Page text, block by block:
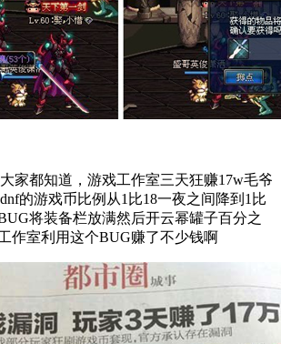
家都知道，游戏工作室三天狂赚17w毛爷
的游戏币比例从1比18一夜之间降到1比
将装备栏放满然后开云幂罐子百分之
作室利用这个BUG赚了不少钱啊